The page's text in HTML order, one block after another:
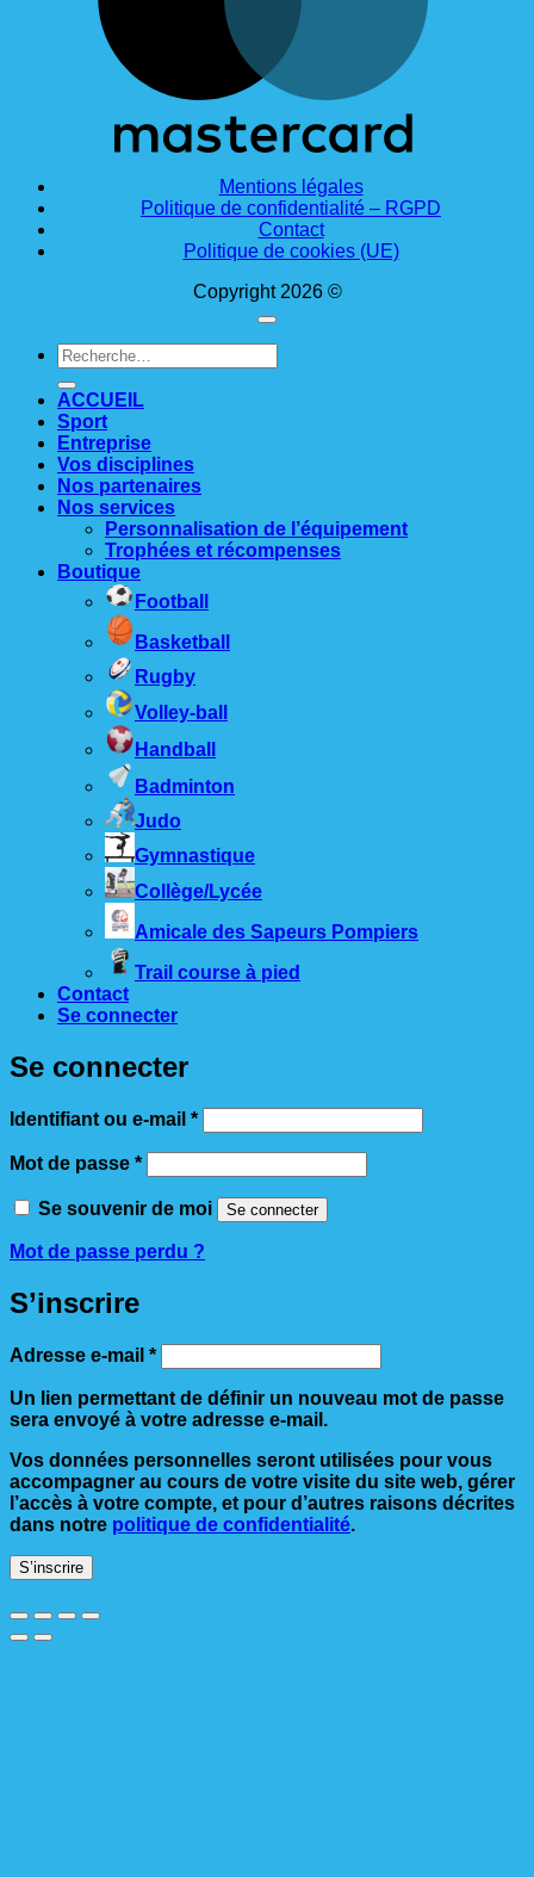
Mentions légales
Politique de confidentialité – RGPD
Contact
Politique de cookies (UE)
Copyright 2026 ©
Recherche
pour :
ACCUEIL
Sport
Entreprise
Vos disciplines
Nos partenaires
Nos services
Personnalisation de l’équipement
Trophées et récompenses
Boutique
Football
Basketball
Rugby
Volley-ball
Handball
Badminton
Judo
Gymnastique
Collège/Lycée
Amicale des Sapeurs Pompiers
Trail course à pied
Contact
Se connecter
Se connecter
Identifiant ou e-mail *Obligatoire
Mot de passe *Obligatoire
Se souvenir de moi Se connecter
Mot de passe perdu ?
S’inscrire
Adresse e-mail *Obligatoire
Un lien permettant de définir un nouveau mot de passe
sera envoyé à votre adresse e-mail.
Vos données personnelles seront utilisées pour vous
accompagner au cours de votre visite du site web, gérer
l’accès à votre compte, et pour d’autres raisons décrites
dans notre politique de confidentialité.
S’inscrire